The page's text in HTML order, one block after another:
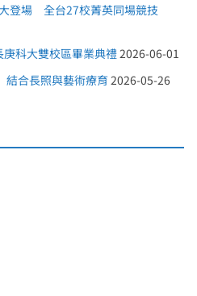
登場 全台27校菁英同場競技
科大雙校區畢業典禮 2026-06-01
合長照與藝術療育 2026-05-26